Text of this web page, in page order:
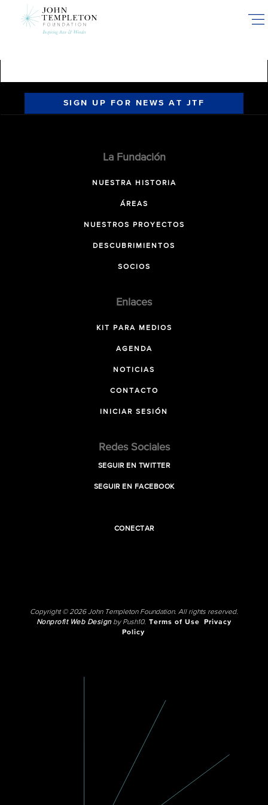
SIGN UP FOR NEWS AT JTF
La Fundación
NUESTRA HISTORIA
ÁREAS
NUESTROS PROYECTOS
DESCUBRIMIENTOS
SOCIOS
Enlaces
KIT PARA MEDIOS
AGENDA
NOTICIAS
CONTACTO
INICIAR SESIÓN
Redes Sociales
SEGUIR EN TWITTER
SEGUIR EN FACEBOOK
CONECTAR
Copyright © 2026 John Templeton Foundation. All rights reserved.
Nonprofit Web Designby Push10. Terms of Use
Privacy
Policy